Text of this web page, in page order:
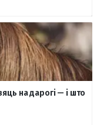
на дарогі — і што